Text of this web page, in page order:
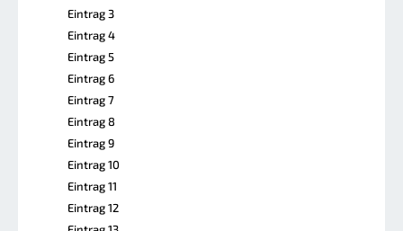
Eintrag 3
Eintrag 4
Eintrag 5
Eintrag 6
Eintrag 7
Eintrag 8
Eintrag 9
Eintrag 10
Eintrag 11
Eintrag 12